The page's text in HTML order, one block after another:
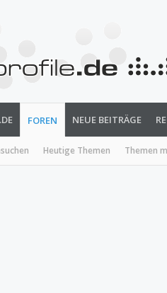
FOREN
Heutige Themen Themen
NEUE BEITRÄGE